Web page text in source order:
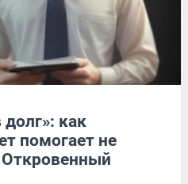
как
помогает не